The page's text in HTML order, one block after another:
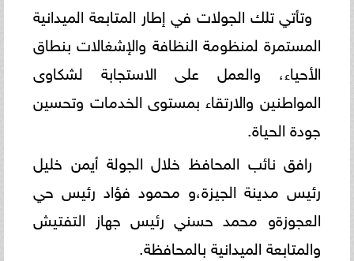
وتأتي تلك الجولات في إطار المتابعة الميدانية
المستمرة لمنظومة النظافة والإشغالات بنطاق
الأحياء، والعمل على الاستجابة لشكاوى
المواطنين والارتقاء بمستوى الخدمات وتحسين
جودة الحياة.
رافق نائب المحافظ خلال الجولة أيمن خليل
رئيس مدينة الجيزة،و محمود فؤاد رئيس حي
العجوزةو محمد حسني رئيس جهاز التفتيش
والمتابعة الميدانية بالمحافظة.